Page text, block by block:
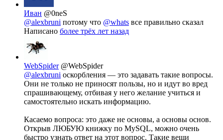
Иван @0neS
@alexbruni потому что @whats все правильно сказал
Написано более трёх лет назад
WebSpider @WebSpider
@alexbruni оскорбления — это задавать такие вопросы.
Они не только не приносят пользы, но и идут во вред
спрашивающему, отбивая у него желание учиться и
самостоятельно искать информацию.
Касаемо вопроса: это даже не основы, а основы основ.
Открыв ЛЮБУЮ книжку по MySQL, можно очень
быстро узнать ответ на этот вопрос. Такие вещи